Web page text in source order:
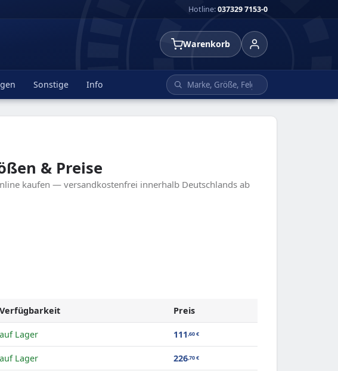
Hotline:037329 7153-0
Warenkorb
Sonstige Info
& Preise
kaufen — versandkostenfrei innerhalb Deutschlands ab
Verfügbarkeit Preis
auf Lager 111,60€
auf Lager 226,70€